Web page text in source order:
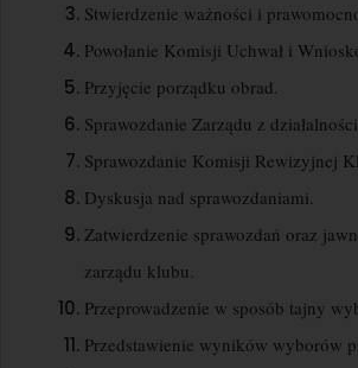
Stwierdzenie ważności i
Powołanie Komisji Uchwał i
Przyjęcie porządku obrad.
Sprawozdanie Zarządu z
Sprawozdanie Komisji Rewizyjnej
Dyskusja nad sprawozdaniami.
Zatwierdzenie sprawozdań oraz
zarządu klubu.
Przeprowadzenie w sposób tajny
Przedstawienie wyników wyborów